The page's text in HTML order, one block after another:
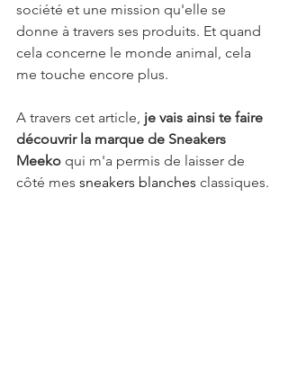
société et une mission qu'elle se
donne à travers ses produits. Et quand
cela concerne le monde animal, cela
me touche encore plus.
A travers cet article, je vais ainsi te faire
découvrir la marque de Sneakers
Meeko qui m'a permis de laisser de
côté mes sneakers blanches classiques.